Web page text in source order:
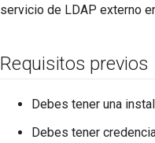
servicio de LDAP externo
Requisitos previos
Debes tener una
Debes tener